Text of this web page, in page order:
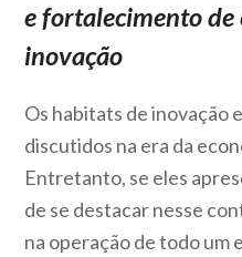
e fortalecimento de
inovação
Os habitats de inovação
discutidos na era da
Entretanto, se eles
de se destacar nesse
na operação de todo um